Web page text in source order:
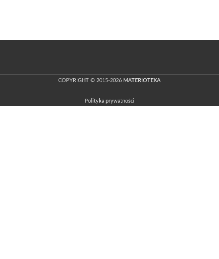
COPYRIGHT © 2015-2026 MATERIOTEKA
Polityka prywatności